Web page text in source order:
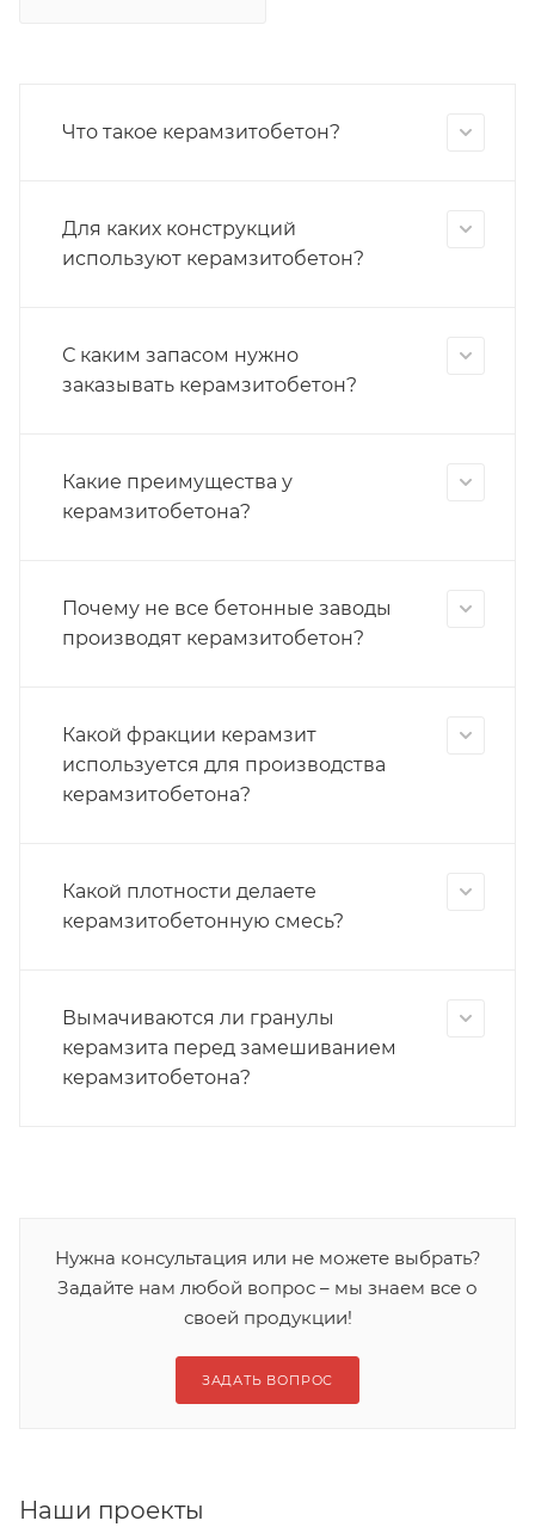
Что такое керамзитобетон?
Для каких конструкций
используют керамзитобетон?
С каким запасом нужно
заказывать керамзитобетон?
Какие преимущества у
керамзитобетона?
Почему не все бетонные заводы
производят керамзитобетон?
Какой фракции керамзит
используется для производства
керамзитобетона?
Какой плотности делаете
керамзитобетонную смесь?
Вымачиваются ли гранулы
керамзита перед замешиванием
керамзитобетона?
Нужна консультация или не можете выбрать?
Задайте нам любой вопрос – мы знаем все о
своей продукции!
ЗАДАТЬ ВОПРОС
Наши проекты